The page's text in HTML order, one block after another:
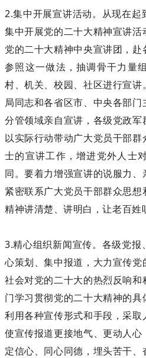
2.集中开展宣讲活动。从现在起
集中开展党的二十大精神宣讲
党的二十大精神中央宣讲团，
参照这一做法，抽调骨干力量
村、机关、校园、社区进行宣
局同志和各省区市、中央各部门
分管领域亲自宣讲，各级党政军
以实际行动带动广大党员干部
士的宣讲工作，增进党外人士
同。要着力增强宣讲的说服力、
紧密联系广大党员干部群众思
精神讲清楚、讲明白，让老百姓
3.精心组织新闻宣传。各级党
心策划、集中报道，大力宣传
社会对党的二十大的热烈反响
门学习贯彻党的二十大精神的
利用各种宣传形式和手段，采取
使宣传报道更接地气、更动人
定信心、同心同德，埋头苦干